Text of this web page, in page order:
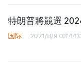
特朗普將競選
国际 2021/8/9